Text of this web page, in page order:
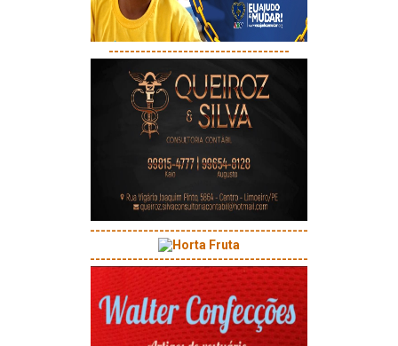
----------------------------------
-----------------------------------------
-----------------------------------------